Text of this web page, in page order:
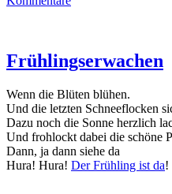
Frühlingserwachen
Wenn die Blüten blühen.
Und die letzten Schneeflocken
Dazu noch die Sonne herzlich
Und frohlockt dabei die schöne
Dann, ja dann siehe da
Hura! Hura! Der Frühling ist da!